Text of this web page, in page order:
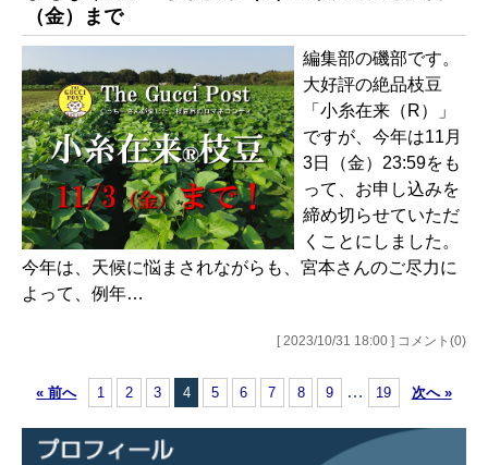
（金）まで
編集部の磯部です。
大好評の絶品枝豆
「小糸在来（R）」
ですが、今年は11月
3日（金）23:59をも
って、お申し込みを
締め切らせていただ
くことにしました。
今年は、天候に悩まされながらも、宮本さんのご尽力に
よって、例年…
[ 2023/10/31 18:00 ] コメント(0)
« 前へ 1 2 3 4 5 6 7 8 9 … 19 次へ »